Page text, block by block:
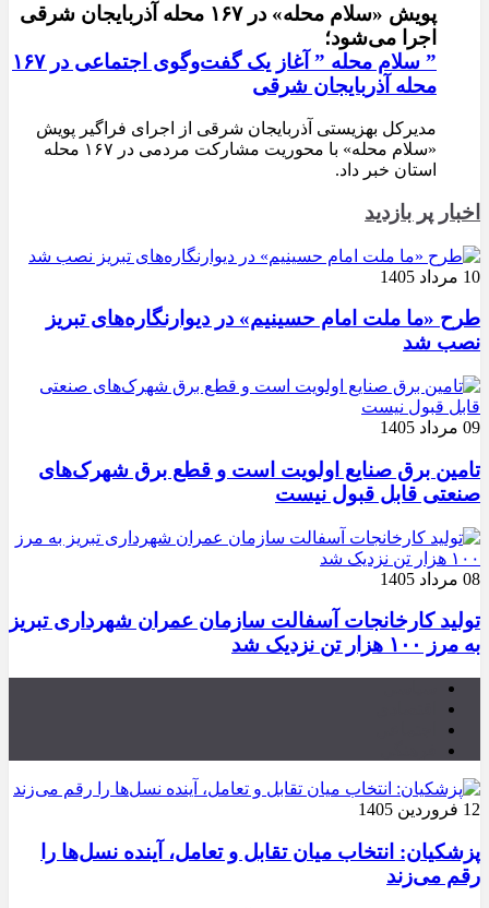
پویش «سلام محله» در ۱۶۷ محله آذربایجان شرقی
اجرا می‌شود؛
” سلام محله ” آغاز یک گفت‌وگوی اجتماعی در ۱۶۷
محله آذربایجان شرقی
مدیرکل بهزیستی آذربایجان شرقی از اجرای فراگیر پویش
«سلام محله» با محوریت مشارکت مردمی در ۱۶۷ محله
استان خبر داد.
اخبار پر بازدید
10 مرداد 1405
طرح «ما ملت امام حسینیم» در دیوارنگاره‌های تبریز
نصب شد
09 مرداد 1405
تامین برق صنایع اولویت است و قطع برق شهرک‌های
صنعتی قابل قبول نیست
08 مرداد 1405
تولید کارخانجات آسفالت سازمان عمران شهرداری تبریز
به مرز ۱۰۰ هزار تن نزدیک شد
12 فروردین 1405
پزشکیان: انتخاب میان تقابل و تعامل، آینده نسل‌ها را
رقم می‌زند